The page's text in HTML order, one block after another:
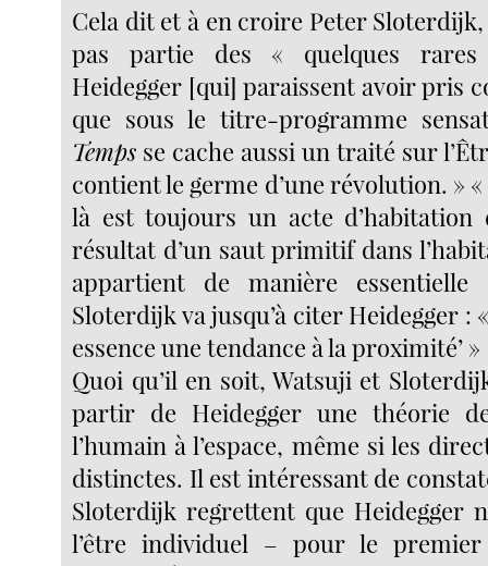
Cela dit et à en croire Peter
pas partie des « quelques
Heidegger [qui] paraissent avoir pris
que sous le titre-programme
Temps se cache aussi un traité sur
contient le germe d’une révolution. »
là est toujours un acte d’habitation
résultat d’un saut primitif dans
appartient de manière essentielle
Sloterdijk va jusqu’à citer Heidegger :
essence une tendance à la proximité’ »
Quoi qu’il en soit, Watsuji et
partir de Heidegger une théorie
l’humain à l’espace, même si les
distinctes. Il est intéressant de
Sloterdijk regrettent que Heidegger
l’être individuel – pour le